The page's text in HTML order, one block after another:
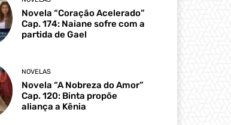
Novela “Coração Acelerado”
Cap. 174: Naiane sofre com a
partida de Gael
NOVELAS
Novela “A Nobreza do Amor”
Cap. 120: Binta propõe
aliança a Kênia